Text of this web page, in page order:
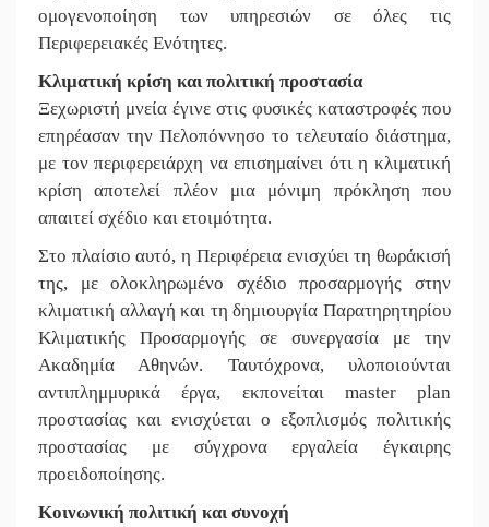
ομογενοποίηση των υπηρεσιών σε όλες τις
Περιφερειακές Ενότητες.
Κλιματική κρίση και πολιτική προστασία
Ξεχωριστή μνεία έγινε στις φυσικές καταστροφές που
επηρέασαν την Πελοπόννησο το τελευταίο διάστημα,
με τον περιφερειάρχη να επισημαίνει ότι η κλιματική
κρίση αποτελεί πλέον μια μόνιμη πρόκληση που
απαιτεί σχέδιο και ετοιμότητα.
Στο πλαίσιο αυτό, η Περιφέρεια ενισχύει τη θωράκισή
της, με ολοκληρωμένο σχέδιο προσαρμογής στην
κλιματική αλλαγή και τη δημιουργία Παρατηρητηρίου
Κλιματικής Προσαρμογής σε συνεργασία με την
Ακαδημία Αθηνών. Ταυτόχρονα, υλοποιούνται
αντιπλημμυρικά έργα, εκπονείται master plan
προστασίας και ενισχύεται ο εξοπλισμός πολιτικής
προστασίας με σύγχρονα εργαλεία έγκαιρης
προειδοποίησης.
Κοινωνική πολιτική και συνοχή